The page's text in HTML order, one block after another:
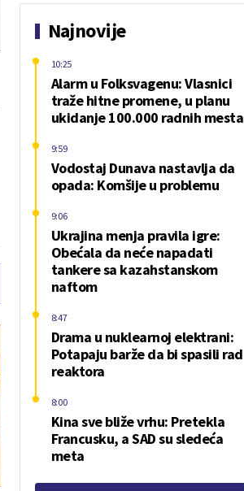
Najnovije
Alarm u Folksvagenu: Vlasnici
traže hitne promene, u planu
ukidanje 100.000 radnih mesta
10:25
Vodostaj Dunava nastavlja da
opada: Komšije u problemu
9:59
Ukrajina menja pravila igre:
Obećala da neće napadati
tankere sa kazahstanskom
naftom
9:06
Drama u nuklearnoj elektrani:
Potapaju barže da bi spasili rad
reaktora
8:47
Kina sve bliže vrhu: Pretekla
Francusku, a SAD su sledeća
meta
8:00